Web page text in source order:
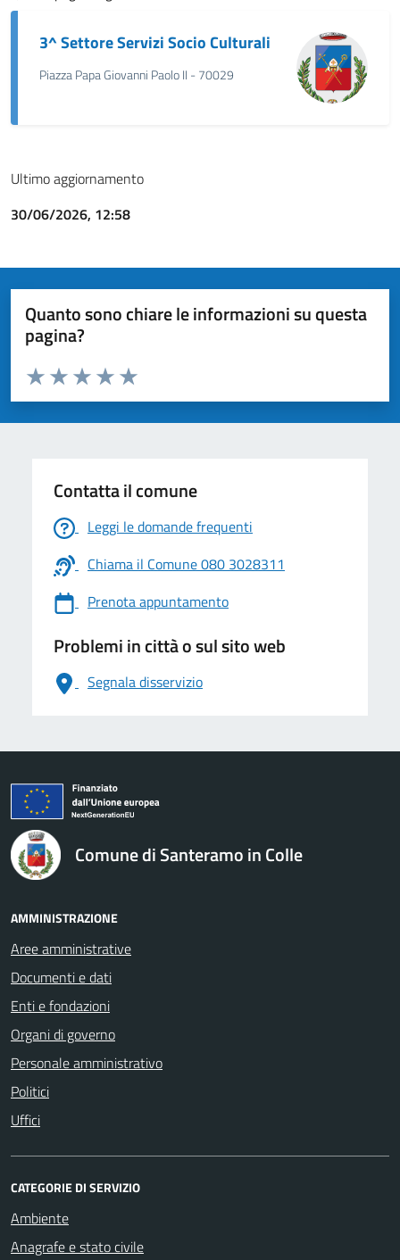
3^ Settore Servizi Socio Culturali
Piazza Papa Giovanni Paolo II - 70029
Ultimo aggiornamento
30/06/2026, 12:58
Quanto sono chiare le informazioni su questa
pagina?
Valuta da 1 a 5 stelle la pagina
Valuta 5 stelle su 5
Valuta 4 stelle su 5
Valuta 3 stelle su 5
Valuta 2 stelle su 5
Valuta 1 stelle su 5
Contatta il comune
Leggi le domande frequenti
Chiama il Comune 080 3028311
Prenota appuntamento
Problemi in città o sul sito web
Segnala disservizio
logo Unione Europea
Comune di Santeramo in Colle
AMMINISTRAZIONE
Aree amministrative
Documenti e dati
Enti e fondazioni
Organi di governo
Personale amministrativo
Politici
Uffici
CATEGORIE DI SERVIZIO
Ambiente
Anagrafe e stato civile